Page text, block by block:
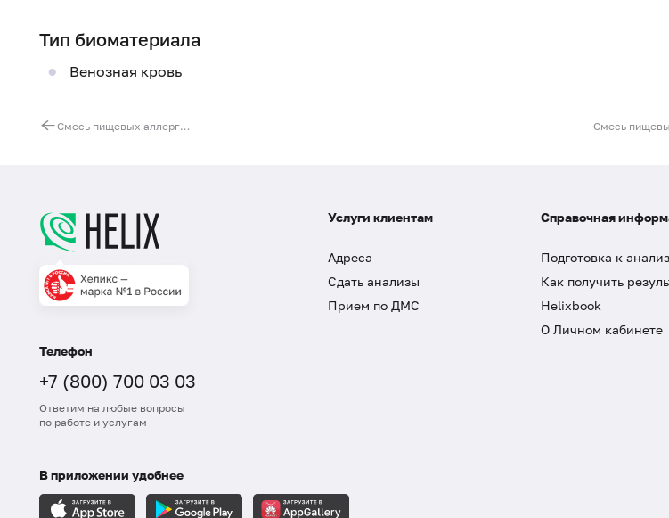
Тип биоматериала
Венозная кровь
Смесь пищевых аллергенов fx28 (ImmunoCAP), IgE: кунжутное семя, креветка, говядина, киви
Телефон
+7 (800) 700 03 03
Ответим на любые вопросы
по работе и услугам
Услуги клиентам
Адреса
Сдать анализы
Прием по ДМС
Справочная
Подготовка к
Как получить
Helixbook
О Личном кабинете
В приложении удобнее